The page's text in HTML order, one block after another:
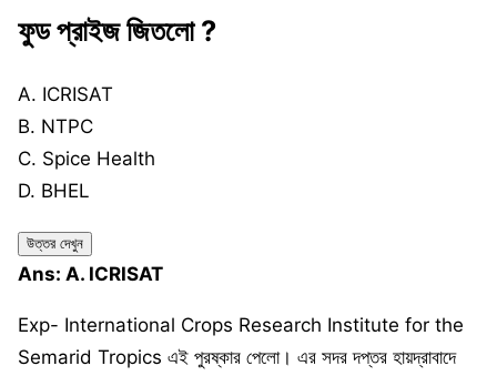
ফুড প্রাইজ জিতলো ?
A. ICRISAT
B. NTPC
C. Spice Health
D. BHEL
উত্তর দেখুন
Ans: A. ICRISAT
Exp- International Crops Research Institute for the
Semarid Tropics এই পুরষ্কার পেলো। এর সদর দপ্তর হায়দ্রাবাদে